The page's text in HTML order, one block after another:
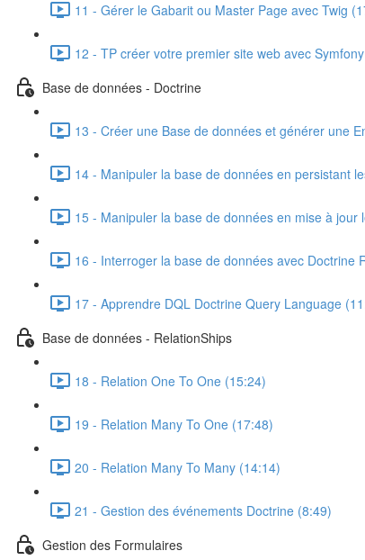
11 - Gérer le Gabarit ou Master Page avec Twig
12 - TP créer votre premier site web avec
Base de données - Doctrine
13 - Créer une Base de données et générer une
14 - Manipuler la base de données en persistant
15 - Manipuler la base de données en mise à jour
16 - Interroger la base de données avec Doctrine
17 - Apprendre DQL Doctrine Query Language
Base de données - RelationShips
18 - Relation One To One (15:24)
19 - Relation Many To One (17:48)
20 - Relation Many To Many (14:14)
21 - Gestion des événements Doctrine (8:49)
Gestion des Formulaires